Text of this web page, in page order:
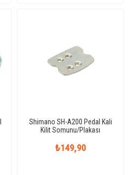
Shimano SH-A200 Pedal Kali
Kilit Somunu/Plakası
₺149,90